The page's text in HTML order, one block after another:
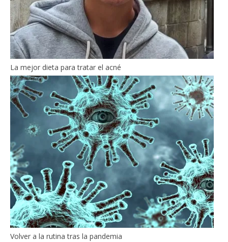
La mejor dieta para tratar el acné
Volver a la rutina tras la pandemia